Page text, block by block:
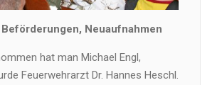
Neuaufnahmen
hat man Michael Engl,
Feuerwehrarzt Dr. Hannes Heschl.